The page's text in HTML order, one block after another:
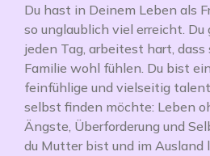
Du hast in Deinem Leben als
so unglaublich viel erreicht.
jeden Tag, arbeitest hart,
Familie wohl fühlen. Du bist
feinfühlige und vielseitig
selbst finden möchte: Leben
Ängste, Überforderung und
du Mutter bist und im Ausland